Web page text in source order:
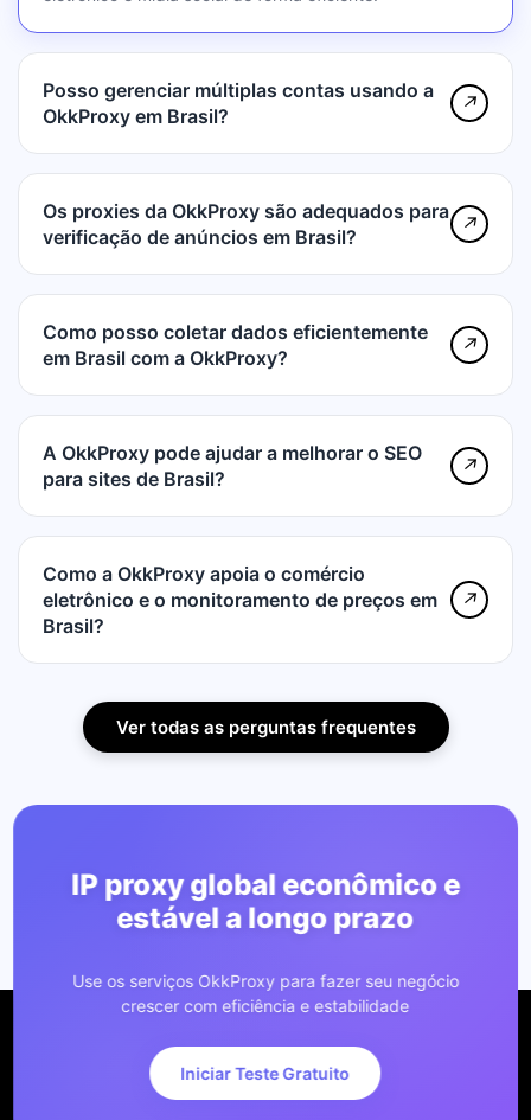
Posso gerenciar múltiplas contas usando a
OkkProxy em Brasil?
↗
Os proxies da OkkProxy são adequados para
verificação de anúncios em Brasil?
↗
Como posso coletar dados eficientemente
em Brasil com a OkkProxy?
↗
A OkkProxy pode ajudar a melhorar o SEO
para sites de Brasil?
↗
Como a OkkProxy apoia o comércio
eletrônico e o monitoramento de preços em
Brasil?
↗
Ver todas as perguntas frequentes
IP proxy global econômico e
estável a longo prazo
Use os serviços OkkProxy para fazer seu negócio
crescer com eficiência e estabilidade
Iniciar Teste Gratuito